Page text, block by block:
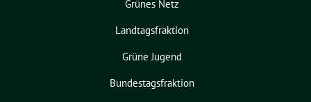
Grünes Netz
Landtagsfraktion
Grüne Jugend
Bundestagsfraktion